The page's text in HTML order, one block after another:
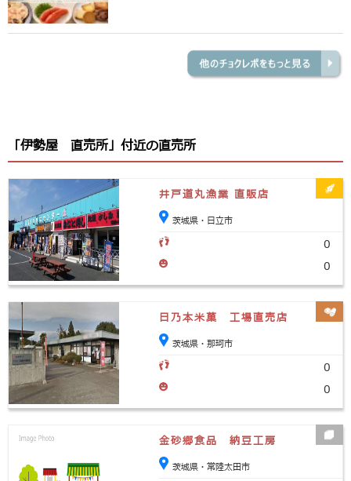
「伊勢屋 直売所」付近の直売所
井戸道丸漁業 直販店
茨城県・日立市
0
0
日乃本米菓 工場直売店
茨城県・那珂市
0
0
金砂郷食品 納豆工房
茨城県・常陸太田市